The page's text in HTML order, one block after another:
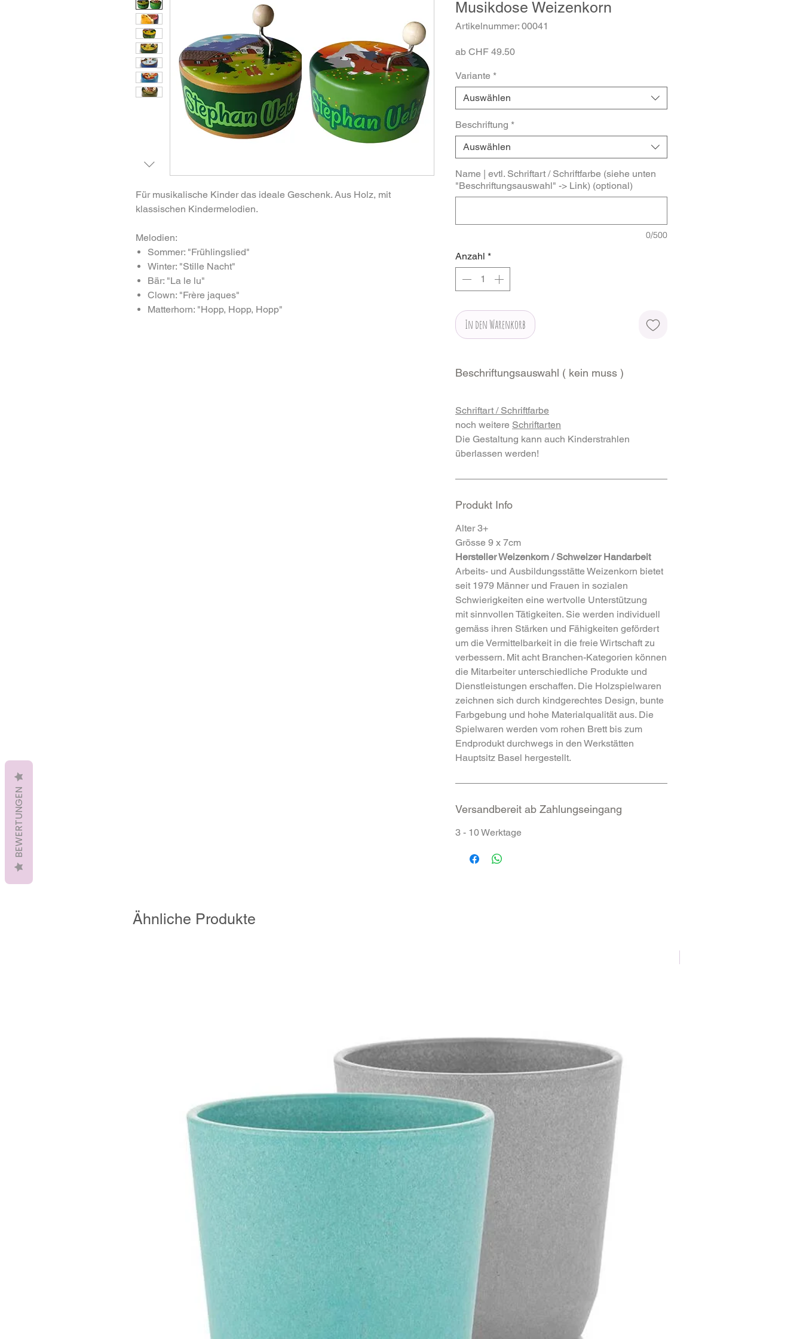
Für musikalische Kinder das ideale Geschenk. Aus Holz, mit
klassischen Kindermelodien.
Melodien:
Sommer: "Frühlingslied"
Winter: "Stille Nacht"
Bär: "La le lu"
Clown: "Frère jaques"
Matterhorn: "Hopp, Hopp, Hopp"
Musikdose Weizenkorn
Artikelnummer: 00041
ab CHF 49.50Sale-
Variante *
Auswählen
Beschriftung *
Auswählen
Name | evtl. Schriftart / Schriftfarbe (siehe unten
"Beschriftungsauswahl" -> Link) (optional)
0/500
Anzahl *
In den Warenkorb
Beschriftungsauswahl ( kein muss )
Schriftart / Schriftfarbe
noch weitere Schriftarten
Die Gestaltung kann auch Kinderstrahlen
überlassen werden!
Produkt Info
Alter 3+
Grösse 9 x 7cm
Hersteller Weizenkorn / Schweizer Handarbeit
Arbeits- und Ausbildungsstätte Weizenkorn bietet
seit 1979 Männer und Frauen in sozialen
Schwierigkeiten eine wertvolle Unterstützung
mit sinnvollen Tätigkeiten. Sie werden individuell
gemäss ihren Stärken und Fähigkeiten gefördert
um die Vermittelbarkeit in die freie Wirtschaft zu
verbessern. Mit acht Branchen-Kategorien können
die Mitarbeiter unterschiedliche Produkte und
Dienstleistungen erschaffen. Die Holzspielwaren
zeichnen sich durch kindgerechtes Design, bunte
Farbgebung und hohe Materialqualität aus. Die
Spielwaren werden vom rohen Brett bis zum
Endprodukt durchwegs in den Werkstätten
Hauptsitz Basel hergestellt.
Versandbereit ab Zahlungseingang
3 - 10 Werktage
Ähnliche Produkte
BEWERTUNGEN